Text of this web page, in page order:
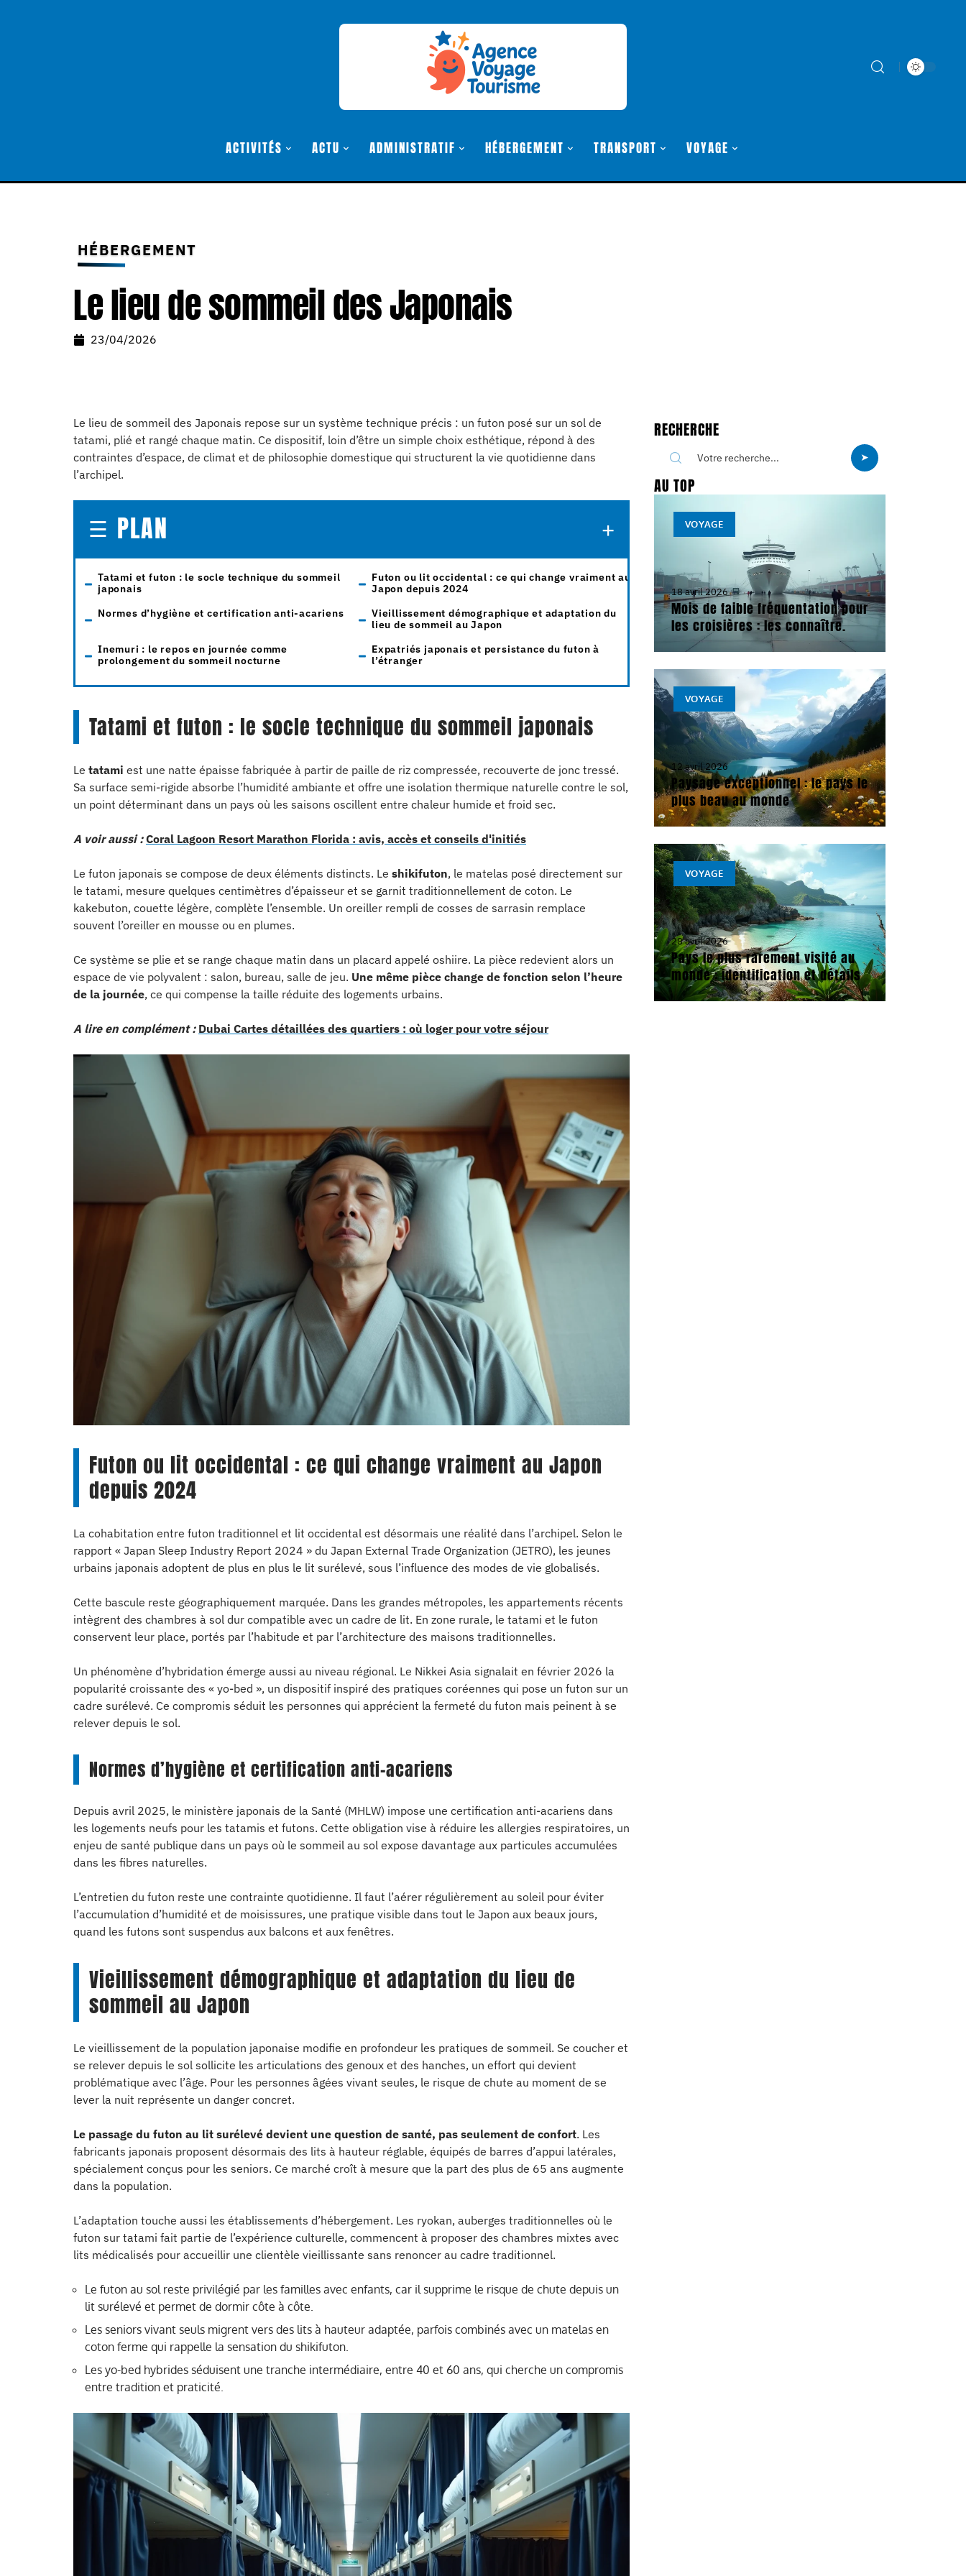
ACTIVITÉS ACTU ADMINISTRATIF HÉBERGEMENT TRANSPORT VOYAGE
HÉBERGEMENT
Le lieu de sommeil des Japonais
23/04/2026
Le lieu de sommeil des Japonais repose sur un système technique précis : un futon posé sur un sol de
tatami, plié et rangé chaque matin. Ce dispositif, loin d’être un simple choix esthétique, répond à des
contraintes d’espace, de climat et de philosophie domestique qui structurent la vie quotidienne dans
l’archipel.
PLAN
Tatami et futon : le socle technique du sommeil
japonais
Futon ou lit occidental : ce qui change vraiment au
Japon depuis 2024
Normes d’hygiène et certification anti-acariens
Vieillissement démographique et adaptation du
lieu de sommeil au Japon
Inemuri : le repos en journée comme
prolongement du sommeil nocturne
Expatriés japonais et persistance du futon à
l’étranger
Tatami et futon : le socle technique du sommeil japonais
Le tatami est une natte épaisse fabriquée à partir de paille de riz compressée, recouverte de jonc tressé.
Sa surface semi-rigide absorbe l’humidité ambiante et offre une isolation thermique naturelle contre le sol,
un point déterminant dans un pays où les saisons oscillent entre chaleur humide et froid sec.
A voir aussi : Coral Lagoon Resort Marathon Florida : avis, accès et conseils d'initiés
Le futon japonais se compose de deux éléments distincts. Le shikifuton, le matelas posé directement sur
le tatami, mesure quelques centimètres d’épaisseur et se garnit traditionnellement de coton. Le
kakebuton, couette légère, complète l’ensemble. Un oreiller rempli de cosses de sarrasin remplace
souvent l’oreiller en mousse ou en plumes.
Ce système se plie et se range chaque matin dans un placard appelé oshiire. La pièce redevient alors un
espace de vie polyvalent : salon, bureau, salle de jeu. Une même pièce change de fonction selon l’heure
de la journée, ce qui compense la taille réduite des logements urbains.
A lire en complément : Dubai Cartes détaillées des quartiers : où loger pour votre séjour
Futon ou lit occidental : ce qui change vraiment au Japon
depuis 2024
La cohabitation entre futon traditionnel et lit occidental est désormais une réalité dans l’archipel. Selon le
rapport « Japan Sleep Industry Report 2024 » du Japan External Trade Organization (JETRO), les jeunes
urbains japonais adoptent de plus en plus le lit surélevé, sous l’influence des modes de vie globalisés.
Cette bascule reste géographiquement marquée. Dans les grandes métropoles, les appartements récents
intègrent des chambres à sol dur compatible avec un cadre de lit. En zone rurale, le tatami et le futon
conservent leur place, portés par l’habitude et par l’architecture des maisons traditionnelles.
Un phénomène d’hybridation émerge aussi au niveau régional. Le Nikkei Asia signalait en février 2026 la
popularité croissante des « yo-bed », un dispositif inspiré des pratiques coréennes qui pose un futon sur un
cadre surélevé. Ce compromis séduit les personnes qui apprécient la fermeté du futon mais peinent à se
relever depuis le sol.
Normes d’hygiène et certification anti-acariens
Depuis avril 2025, le ministère japonais de la Santé (MHLW) impose une certification anti-acariens dans
les logements neufs pour les tatamis et futons. Cette obligation vise à réduire les allergies respiratoires, un
enjeu de santé publique dans un pays où le sommeil au sol expose davantage aux particules accumulées
dans les fibres naturelles.
L’entretien du futon reste une contrainte quotidienne. Il faut l’aérer régulièrement au soleil pour éviter
l’accumulation d’humidité et de moisissures, une pratique visible dans tout le Japon aux beaux jours,
quand les futons sont suspendus aux balcons et aux fenêtres.
Vieillissement démographique et adaptation du lieu de
sommeil au Japon
Le vieillissement de la population japonaise modifie en profondeur les pratiques de sommeil. Se coucher et
se relever depuis le sol sollicite les articulations des genoux et des hanches, un effort qui devient
problématique avec l’âge. Pour les personnes âgées vivant seules, le risque de chute au moment de se
lever la nuit représente un danger concret.
Le passage du futon au lit surélevé devient une question de santé, pas seulement de confort. Les
fabricants japonais proposent désormais des lits à hauteur réglable, équipés de barres d’appui latérales,
spécialement conçus pour les seniors. Ce marché croît à mesure que la part des plus de 65 ans augmente
dans la population.
L’adaptation touche aussi les établissements d’hébergement. Les ryokan, auberges traditionnelles où le
futon sur tatami fait partie de l’expérience culturelle, commencent à proposer des chambres mixtes avec
lits médicalisés pour accueillir une clientèle vieillissante sans renoncer au cadre traditionnel.
Le futon au sol reste privilégié par les familles avec enfants, car il supprime le risque de chute depuis un
lit surélevé et permet de dormir côte à côte.
Les seniors vivant seuls migrent vers des lits à hauteur adaptée, parfois combinés avec un matelas en
coton ferme qui rappelle la sensation du shikifuton.
Les yo-bed hybrides séduisent une tranche intermédiaire, entre 40 et 60 ans, qui cherche un compromis
entre tradition et praticité.
RECHERCHE
AU TOP
VOYAGE
18 avril 2026
Mois de faible fréquentation pour
les croisières : les connaître.
VOYAGE
12 avril 2026
Paysage exceptionnel : le pays le
plus beau au monde
VOYAGE
28 avril 2026
Pays le plus rarement visité au
monde : identification et détails